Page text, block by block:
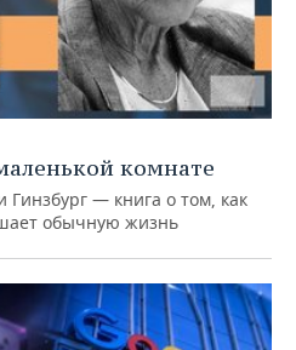
комнате
— книга о том, как
обычную жизнь